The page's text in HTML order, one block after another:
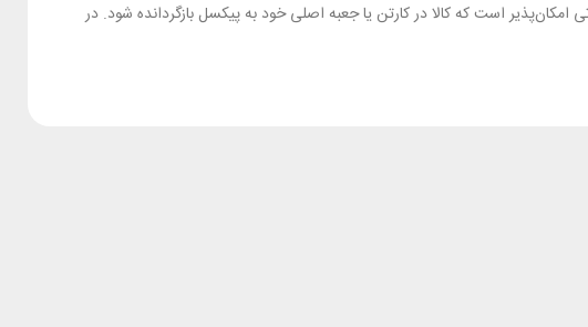
است که کالا در کارتن یا جعبه اصلی خود به پیکسل بازگردانده شود. در